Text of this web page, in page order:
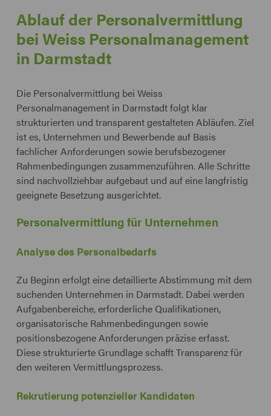
Ablauf der Personalvermittlung
bei Weiss Personalmanagement
in Darmstadt
Die Personalvermittlung bei Weiss
Personalmanagement in Darmstadt folgt klar
strukturierten und transparent gestalteten Abläufen. Ziel
ist es, Unternehmen und Bewerbende auf Basis
fachlicher Anforderungen sowie berufsbezogener
Rahmenbedingungen zusammenzuführen. Alle Schritte
sind nachvollziehbar aufgebaut und auf eine langfristig
geeignete Besetzung ausgerichtet.
Personalvermittlung für Unternehmen
Analyse des Personalbedarfs
Zu Beginn erfolgt eine detaillierte Abstimmung mit dem
suchenden Unternehmen in Darmstadt. Dabei werden
Aufgabenbereiche, erforderliche Qualifikationen,
organisatorische Rahmenbedingungen sowie
positionsbezogene Anforderungen präzise erfasst.
Diese strukturierte Grundlage schafft Transparenz für
den weiteren Vermittlungsprozess.
Rekrutierung potenzieller Kandidaten